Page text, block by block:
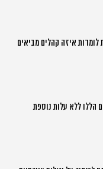
איזה קהלים מביאים
הללו ללא עלות נוספת